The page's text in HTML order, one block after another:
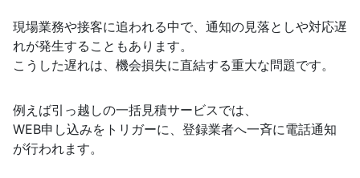
現場業務や接客に追われる中で、通知の見落としや対応遅
れが発生することもあります。
こうした遅れは、機会損失に直結する重大な問題です。
例えば引っ越しの一括見積サービスでは、
WEB申し込みをトリガーに、登録業者へ一斉に電話通知
が行われます。